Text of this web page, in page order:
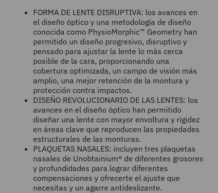
FORMA DE LENTE DISRUPTIVA: los avances en
el diseño óptico y una metodología de diseño
conocida como PhysioMorphic™ Geometry han
permitido un diseño progresivo, disruptivo y
pensado para ajustar la lente lo más cerca
posible de la cara, proporcionando una
cobertura optimizada, un campo de visión más
amplio, una mejor retención de la montura y
protección contra impactos.
DISEÑO REVOLUCIONARIO DE LAS LENTES: los
avances en el diseño óptico han permitido
diseñar una lente con mayor envoltura y rigidez
en áreas clave que reproducen las propiedades
estructurales de las monturas.
PLAQUETAS NASALES: incluyen tres plaquetas
nasales de Unobtainium® de diferentes grosores
y profundidades para lograr diferentes
compensaciones y ofrecerte el ajuste que
necesitas y un agarre antideslizante.